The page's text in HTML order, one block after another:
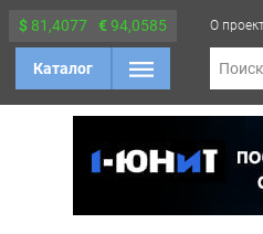
$ 81,4077 €94,0585
Каталог
О
Поиск